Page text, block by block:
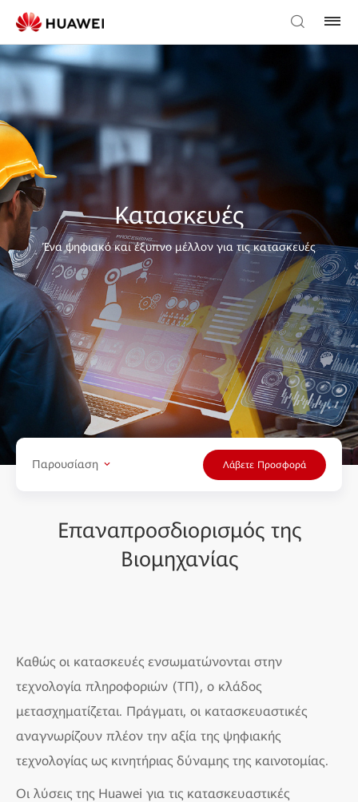
Κατασκευές
Ένα ψηφιακό και έξυπνο μέλλον για τις κατασκευές
Παρουσίαση Λάβετε Προσφορά
Επαναπροσδιορισμός της
Βιομηχανίας
Καθώς οι κατασκευές ενσωματώνονται στην
τεχνολογία πληροφοριών (ΤΠ), ο κλάδος
μετασχηματίζεται. Πράγματι, οι κατασκευαστικές
αναγνωρίζουν πλέον την αξία της ψηφιακής
τεχνολογίας ως κινητήριας δύναμης της καινοτομίας.
Οι λύσεις της Huawei για τις κατασκευαστικές